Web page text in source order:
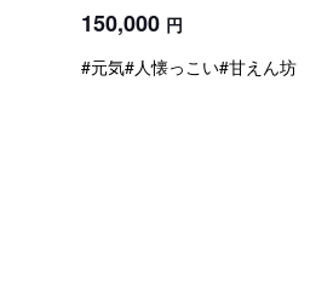
150,000 円
#元気#人懐っこい#甘えん坊